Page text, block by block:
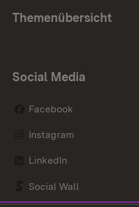
Themenübersicht
Social Media
Facebook
Instagram
LinkedIn
Social Wall